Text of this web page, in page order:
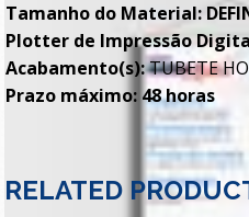
Tamanho do Material:
Plotter de Impressão
Acabamento(s):TUBETE
Prazo máximo: 48 horas
RELATED